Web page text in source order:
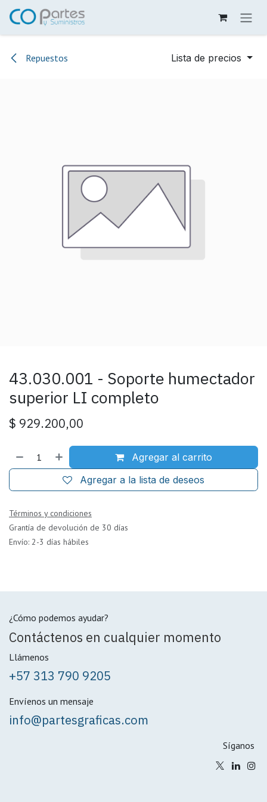
Ir al contenido
Repuestos Lista de precios
43.030.001 - Soporte humectador
superior LI completo
$ 929.200,00
Agregar al carrito
Agregar a la lista de deseos
Términos y condiciones
Grantía de devolución de 30 días
Envío: 2-3 días hábiles
¿Cómo podemos ayudar?
Contáctenos en cualquier momento
Llámenos
+57 313 790 9205
Envíenos un mensaje
info@partesgraficas.com
Síganos